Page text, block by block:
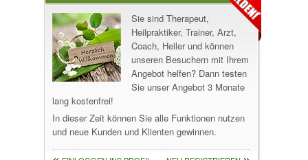
Sie sind Therapeut,
Heilpraktiker, Trainer, Arzt,
Coach, Heiler und können
unseren Besuchern mit Ihrem
Angebot helfen? Dann testen
Sie unser Angebot 3 Monate
lang kostenfrei!
In dieser Zeit können Sie alle Funktionen nutzen
und neue Kunden und Klienten gewinnen.